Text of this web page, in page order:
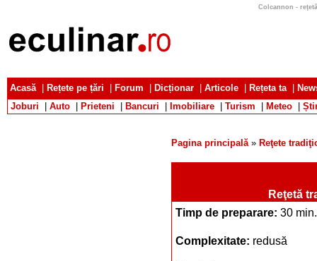
Colcannon -
Acasă| Rețete pe țări Forum Dicționar Articole Rețeta ta|
Joburi
Auto Prieteni Bancuri Imobiliare Turism Meteo
Pagina principală» Reţete
Reţetă
Timp de preparare: 30 min.
Complexitate: redusă